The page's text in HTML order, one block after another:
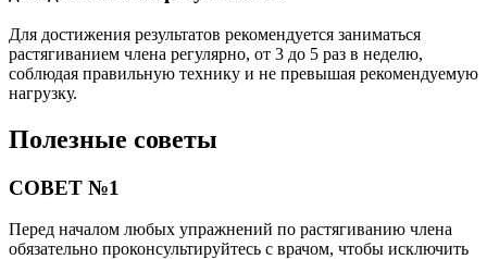
Для достижения результатов рекомендуется заниматься
растягиванием члена регулярно, от 3 до 5 раз в неделю,
соблюдая правильную технику и не превышая рекомендуемую
нагрузку.
Полезные советы
СОВЕТ №1
Перед началом любых упражнений по растягиванию члена
обязательно проконсультируйтесь с врачом, чтобы исключить